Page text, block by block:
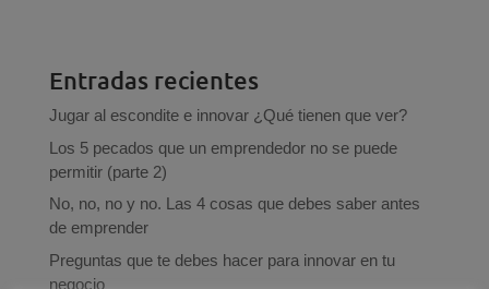
Entradas recientes
Jugar al escondite e innovar ¿Qué tienen que ver?
Los 5 pecados que un emprendedor no se puede
permitir (parte 2)
No, no, no y no. Las 4 cosas que debes saber antes
de emprender
Preguntas que te debes hacer para innovar en tu
negocio